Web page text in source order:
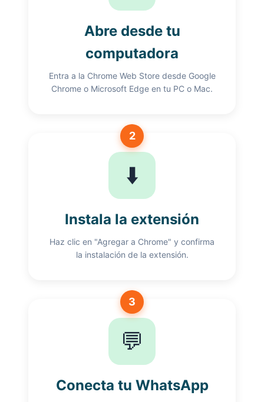
Abre desde tu
computadora
Entra a la Chrome Web Store desde Google
Chrome o Microsoft Edge en tu PC o Mac.
⬇️
2
Instala la extensión
Haz clic en "Agregar a Chrome" y confirma
la instalación de la extensión.
💬
3
Conecta tu WhatsApp